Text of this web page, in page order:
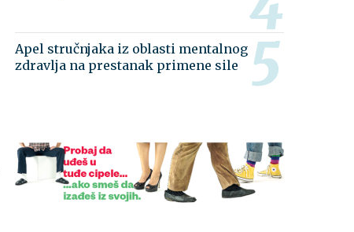
Apel stručnjaka iz oblasti mentalnog
zdravlja na prestanak primene sile